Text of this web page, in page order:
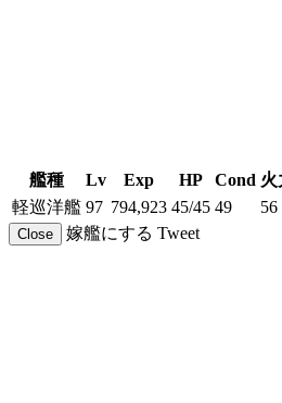
艦種 Lv Exp HP Cond 火
軽巡洋艦 97 794,923 45/45 49 56
Close 嫁艦にする Tweet